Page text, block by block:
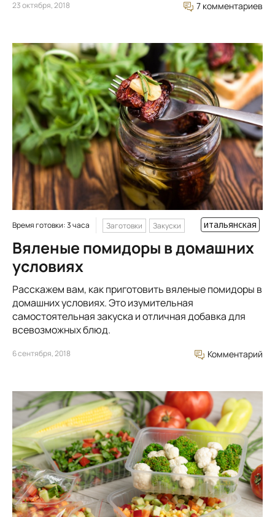
23 октября, 2018 7 комментариев
Время готовки: 3 часа Заготовки Закуски итальянская
Вяленые помидоры в домашних
условиях
Расскажем вам, как приготовить вяленые помидоры в
домашних условиях. Это изумительная
самостоятельная закуска и отличная добавка для
всевозможных блюд.
6 сентября, 2018 Комментарий